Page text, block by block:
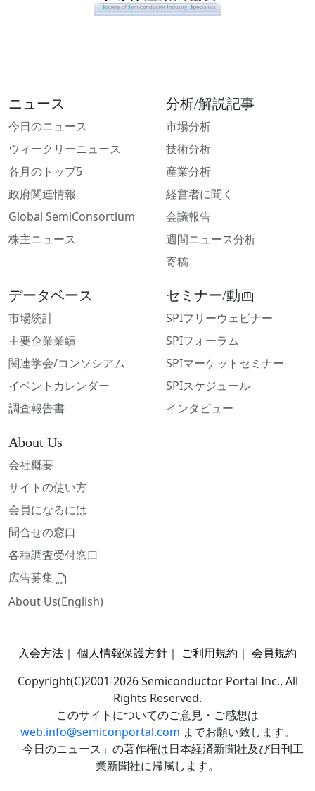
ニュース
今日のニュース
ウィークリーニュース
各月のトップ5
政府関連情報
Global SemiConsortium
株主ニュース
分析/解説記事
市場分析
技術分析
産業分析
経営者に聞く
会議報告
週間ニュース分析
寄稿
データベース
市場統計
主要企業業績
関連学会/コンソシアム
イベントカレンダー
調査報告書
セミナー/動画
SPIフリーウェビナー
SPIフォーラム
SPIマーケットセミナー
SPIスケジュール
インタビュー
About Us
会社概要
サイトの使い方
会員になるには
問合せの窓口
各種調査受付窓口
広告募集
About Us(English)
入会方法 ｜ 個人情報保護方針 ｜ ご利用規約 ｜ 会員規約
Copyright(C)2001-2026 Semiconductor Portal Inc., All
Rights Reserved.
このサイトについてのご意見・ご感想は
web.info@semiconportal.com までお願い致します。
「今日のニュース」の著作権は日本経済新聞社及び日刊工
業新聞社に帰属します。